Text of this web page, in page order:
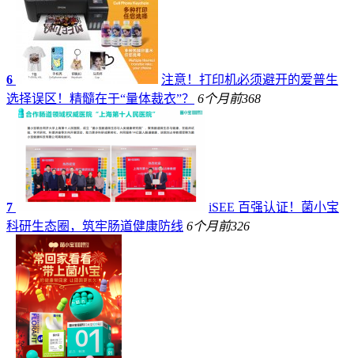
6
注意！打印机必须避开的爱普生
选择误区！精髓在于“量体裁衣”？
6个月前368
7
iSEE 百强认证！菌小宝
科研生态圈，筑牢肠道健康防线 6个月前326